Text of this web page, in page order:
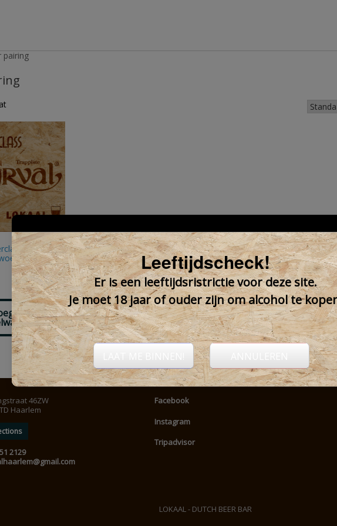
olv Arvid
30
aan
46ZW
Haarlem
2129
Facebook
Instagram
Tripadvisor
LOKAAL - DUTCH BEER BAR
Leeftijdscheck!
Er is een leeftijdsristrictie voor deze site.
Je moet 18 jaar of ouder zijn om alcohol te